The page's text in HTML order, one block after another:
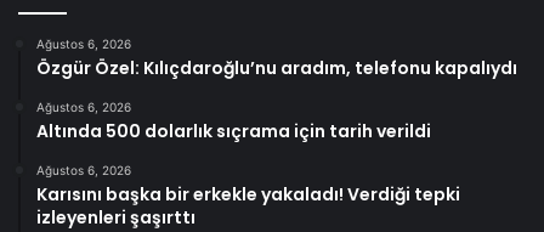
Ağustos 6, 2026
Özgür Özel: Kılıçdaroğlu’nu aradım, telefonu kapalıydı
Ağustos 6, 2026
Altında 500 dolarlık sıçrama için tarih verildi
Ağustos 6, 2026
Karısını başka bir erkekle yakaladı! Verdiği tepki
izleyenleri şaşırttı